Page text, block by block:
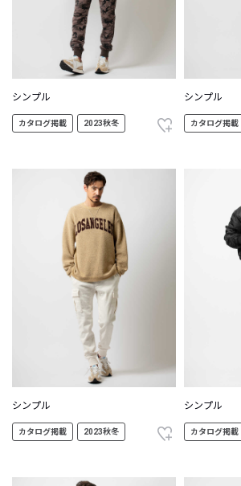
シンプル
カタログ掲載 2023秋冬
シンプル
カタログ掲載
シンプル
カタログ掲載 2023秋冬
シンプル
カタログ掲載